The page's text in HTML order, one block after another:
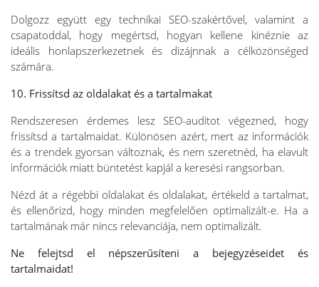
Dolgozz együtt egy technikai SEO-szakértővel, valamint a
csapatoddal, hogy megértsd, hogyan kellene kinéznie az
ideális honlapszerkezetnek és dizájnnak a célközönséged
számára.
10. Frissítsd az oldalakat és a tartalmakat
Rendszeresen érdemes lesz SEO-auditot végezned, hogy
frissítsd a tartalmaidat. Különösen azért, mert az információk
és a trendek gyorsan változnak, és nem szeretnéd, ha elavult
információk miatt büntetést kapjál a keresési rangsorban.
Nézd át a régebbi oldalakat és oldalakat, értékeld a tartalmat,
és ellenőrizd, hogy minden megfelelően optimalizált-e. Ha a
tartalmának már nincs relevanciája, nem optimalizált.
Ne felejtsd el népszerűsíteni a bejegyzéseidet és
tartalmaidat!